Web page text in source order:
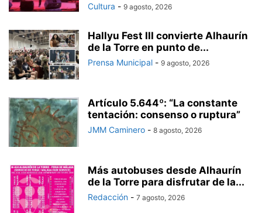
Cultura - 9 agosto, 2026
Hallyu Fest III convierte Alhaurín
de la Torre en punto de...
Prensa Municipal - 9 agosto, 2026
Artículo 5.644º: “La constante
tentación: consenso o ruptura”
JMM Caminero - 8 agosto, 2026
Más autobuses desde Alhaurín
de la Torre para disfrutar de la...
Redacción - 7 agosto, 2026